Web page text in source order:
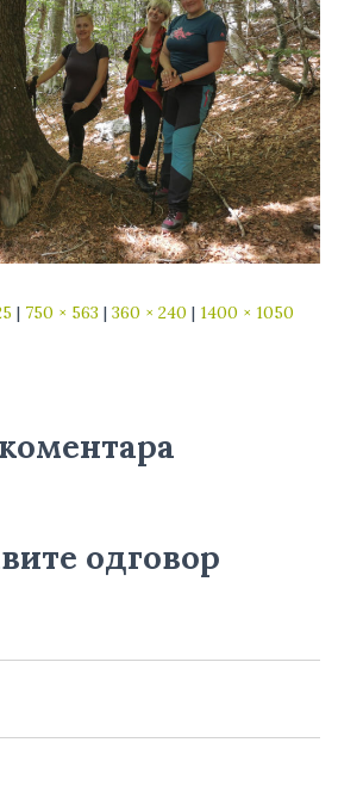
| 750 × 563 | 360 × 240 | 1400 × 1050
одговор